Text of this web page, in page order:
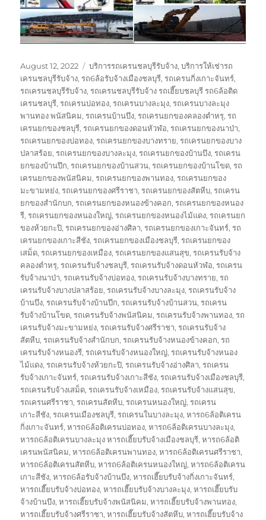
Posted
on
August 12, 2022 Tags
บริการรถเครนชลบุรีรับจ้าง,บริการให้เช่ารถ
เครนชลบุรีรับจ้าง,รถ6ล้อรับจ้างเมืองชลบุรี,รถเครนกิ่งเกาะจันทร์,
รถเครนชลบุรีรับจ้าง,รถเครนชลบุรีรับจ้าง รถเฮี๊ยบชลบุรี รถ6ล้อติด
เครนชลบุรี,รถเครนบ่อทอง,รถเครนบางละมุง,รถเครนบางละมุง
พานทอง พนัสนิคม,รถเครนบ้านบึง,รถเครนยกของคลองตำหรุ,รถ
เครนยกของชลบุรี,รถเครนยกของดอนหัวฬ่อ,รถเครนยกของนาป่า,
รถเครนยกของบ่อทอง,รถเครนยกของบางทราย,รถเครนยกของบาง
ปลาสร้อย,รถเครนยกของบางละมุง,รถเครนยกของบ้านบึง,รถเครน
ยกของบ้านปึก,รถเครนยกของบ้านสวน,รถเครนยกของบ้านโขด,รถ
เครนยกของพนัสนิคม,รถเครนยกของพานทอง,รถเครนยกของ
มะขามหย่ง,รถเครนยกของศรีราชา,รถเครนยกของสัตหีบ,รถเครน
ยกของสำนักบก,รถเครนยกของหนองข้างคอก,รถเครนยกของหนอง
รี,รถเครนยกของหนองใหญ่,รถเครนยกของหนองไม้แดง,รถเครนยก
ของห้วยกะปิ,รถเครนยกของอ่างศิลา,รถเครนยกของเกาะจันทร์,รถ
เครนยกของเกาะสีชัง,รถเครนยกของเมืองชลบุรี,รถเครนยกของ
เสม็ด,รถเครนยกของเหมือง,รถเครนยกของแสนสุข,รถเครนรับจ้าง
คลองตำหรุ,รถเครนรับจ้างชลบุรี,รถเครนรับจ้างดอนหัวฬ่อ,รถเครน
รับจ้างนาป่า,รถเครนรับจ้างบ่อทอง,รถเครนรับจ้างบางทราย,รถ
เครนรับจ้างบางปลาสร้อย,รถเครนรับจ้างบางละมุง,รถเครนรับจ้าง
บ้านบึง,รถเครนรับจ้างบ้านปึก,รถเครนรับจ้างบ้านสวน,รถเครน
รับจ้างบ้านโขด,รถเครนรับจ้างพนัสนิคม,รถเครนรับจ้างพานทอง,รถ
เครนรับจ้างมะขามหย่ง,รถเครนรับจ้างศรีราชา,รถเครนรับจ้าง
สัตหีบ,รถเครนรับจ้างสำนักบก,รถเครนรับจ้างหนองข้างคอก,รถ
เครนรับจ้างหนองรี,รถเครนรับจ้างหนองใหญ่,รถเครนรับจ้างหนอง
ไม้แดง,รถเครนรับจ้างห้วยกะปิ,รถเครนรับจ้างอ่างศิลา,รถเครน
รับจ้างเกาะจันทร์,รถเครนรับจ้างเกาะสีชัง,รถเครนรับจ้างเมืองชลบุรี,
รถเครนรับจ้างเสม็ด,รถเครนรับจ้างเหมือง,รถเครนรับจ้างแสนสุข,
รถเครนศรีราชา,รถเครนสัตหีบ,รถเครนหนองใหญ่,รถเครน
เกาะสีชัง,รถเครนเมืองชลบุรี,รถเครนในบางละมุง,หารถ6ล้อติเครน
กิ่งเกาะจันทร์,หารถ6ล้อติเครนบ่อทอง,หารถ6ล้อติเครนบางละมุง,
หารถ6ล้อติเครนบางละมุง หารถเฮี๊ยบรับจ้างเมืองชลบุรี,หารถ6ล้อติ
เครนพนัสนิคม,หารถ6ล้อติเครนพานทอง,หารถ6ล้อติเครนศรีราชา,
หารถ6ล้อติเครนสัตหีบ,หารถ6ล้อติเครนหนองใหญ่,หารถ6ล้อติเครน
เกาะสีชัง,หารถ6ล้อรับจ้างบ้านบึง,หารถเฮี๊ยบรับจ้างกิ่งเกาะจันทร์,
หารถเฮี๊ยบรับจ้างบ่อทอง,หารถเฮี๊ยบรับจ้างบางละมุง,หารถเฮี๊ยบรับ
จ้างบ้านบึง,หารถเฮี๊ยบรับจ้างพนัสนิคม,หารถเฮี๊ยบรับจ้างพานทอง,
หารถเฮี๊ยบรับจ้างศรีราชา,หารถเฮี๊ยบรับจ้างสัตหีบ,หารถเฮี๊ยบรับจ้าง